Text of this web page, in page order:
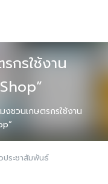
กรใช้งาน
งชวนเกษตรกรใช้งาน
ประชาสัมพันธ์